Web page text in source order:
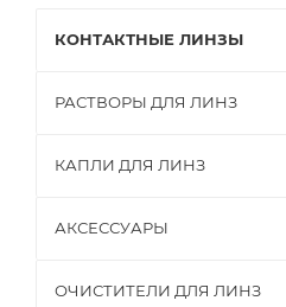
КОНТАКТНЫЕ ЛИНЗЫ
РАСТВОРЫ ДЛЯ ЛИНЗ
КАПЛИ ДЛЯ ЛИНЗ
АКСЕССУАРЫ
ОЧИСТИТЕЛИ ДЛЯ ЛИНЗ